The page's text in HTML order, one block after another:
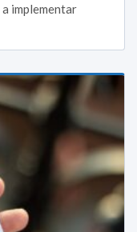
implementar